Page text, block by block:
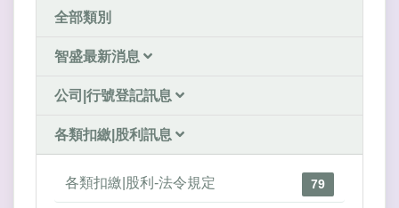
全部類別
智盛最新消息
公司|行號登記訊息
各類扣繳|股利訊息
各類扣繳|股利-法令規定 79